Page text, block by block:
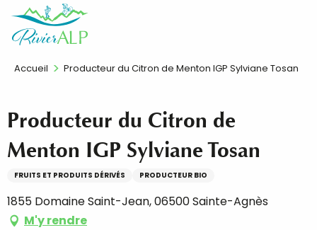
contenu
FR
Accueil Producteur du Citron de Menton IGP Sylviane Tosan
Producteur du Citron de
Menton IGP Sylviane Tosan
FRUITS ET PRODUITS DÉRIVÉS PRODUCTEUR BIO
1855 Domaine Saint-Jean, 06500 Sainte-Agnès
M'y rendre